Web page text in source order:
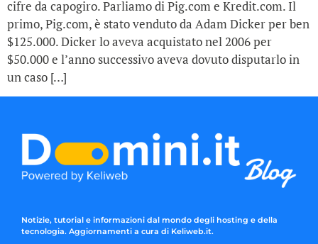
cifre da capogiro. Parliamo di Pig.com e Kredit.com. Il
primo, Pig.com, è stato venduto da Adam Dicker per ben
$125.000. Dicker lo aveva acquistato nel 2006 per
$50.000 e l’anno successivo aveva dovuto disputarlo in
un caso […]
Notizie, tutorial e informazioni dal mondo degli hosting e della
tecnologia. Aggiornamenti a cura di Keliweb.it.